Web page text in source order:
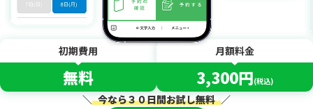
初期費用
無料
月額料金
3,300円(税込)
＼ 今なら３０日間お試し無料 ／